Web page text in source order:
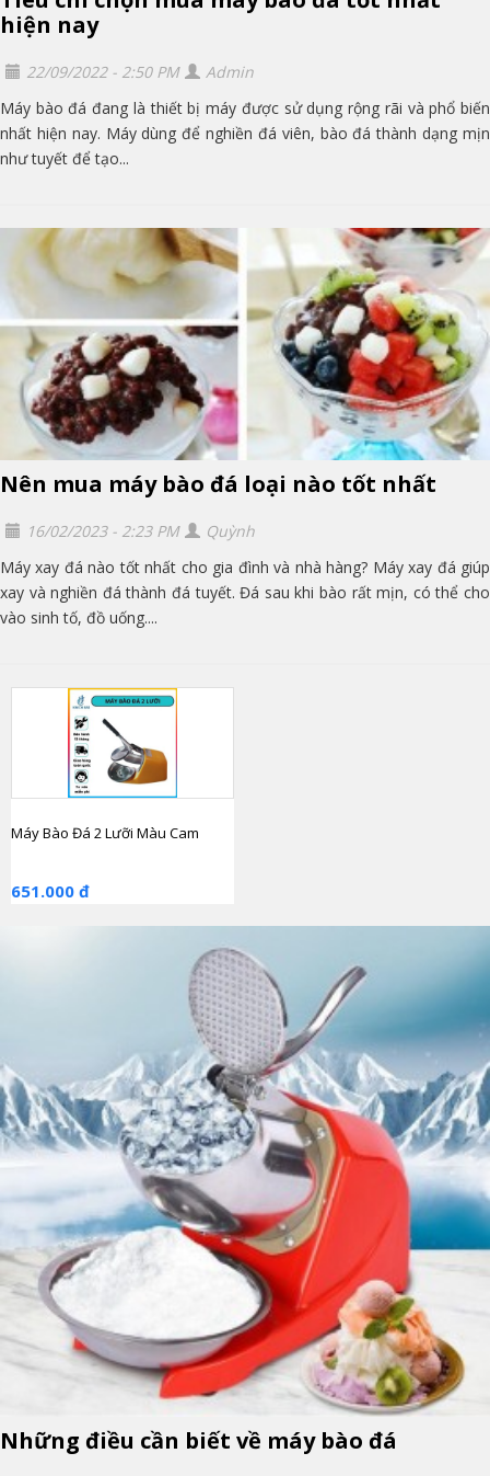
hiện nay
22/09/2022 - 2:50 PM
Admin
Máy bào đá đang là thiết bị máy được sử dụng rộng rãi và phổ biến
nhất hiện nay. Máy dùng để nghiền đá viên, bào đá thành dạng mịn
như tuyết để tạo...
Nên mua máy bào đá loại nào tốt nhất
16/02/2023 - 2:23 PM
Quỳnh
Máy xay đá nào tốt nhất cho gia đình và nhà hàng? Máy xay đá giúp
xay và nghiền đá thành đá tuyết. Đá sau khi bào rất mịn, có thể cho
vào sinh tố, đồ uống....
Máy Bào Đá 2 Lưỡi Màu Cam
651.000 đ
Những điều cần biết về máy bào đá